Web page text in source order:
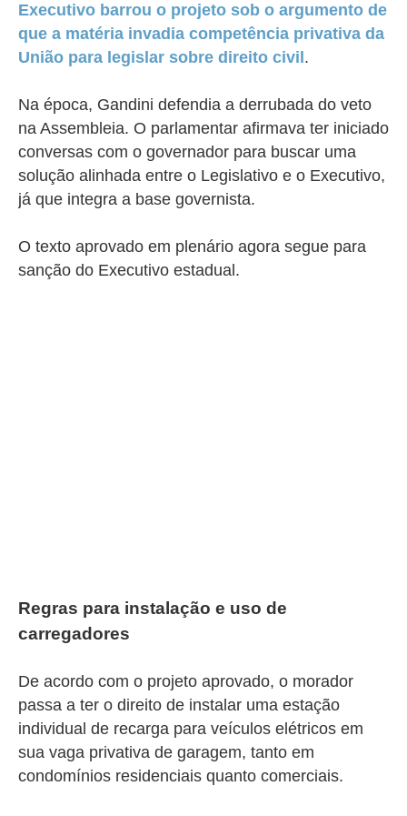
Executivo barrou o projeto sob o argumento de
que a matéria invadia competência privativa da
União para legislar sobre direito civil .
Na época, Gandini defendia a derrubada do veto
na Assembleia. O parlamentar afirmava ter iniciado
conversas com o governador para buscar uma
solução alinhada entre o Legislativo e o Executivo,
já que integra a base governista.
O texto aprovado em plenário agora segue para
sanção do Executivo estadual.
Regras para instalação e uso de
carregadores
De acordo com o projeto aprovado, o morador
passa a ter o direito de instalar uma estação
individual de recarga para veículos elétricos em
sua vaga privativa de garagem, tanto em
condomínios residenciais quanto comerciais.